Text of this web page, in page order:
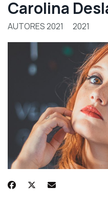
Carolina
AUTORES 2021 2021